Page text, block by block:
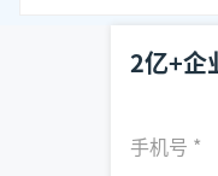
2亿+企
手机号 *